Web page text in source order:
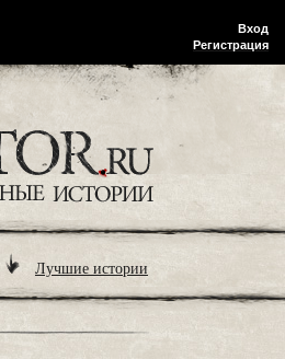
Вход
Регистрация
Лучшие истории